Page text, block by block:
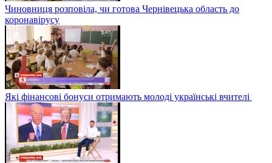
Чиновниця розповіла, чи готова Чернівецька область до
коронавірусу
Які фінансові бонуси отримають молоді українські вчителі